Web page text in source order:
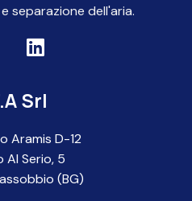
separazione dell'aria.
Srl
Aramis D-12
Al Serio, 5
(BG)